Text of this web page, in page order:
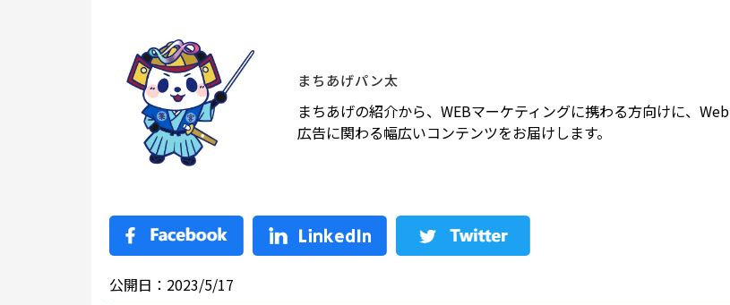
まちあげパン太
まちあげの紹介から、WEBマーケティングに携わる方向けに、Web
広告に関わる幅広いコンテンツをお届けします。
公開日：2023/5/17